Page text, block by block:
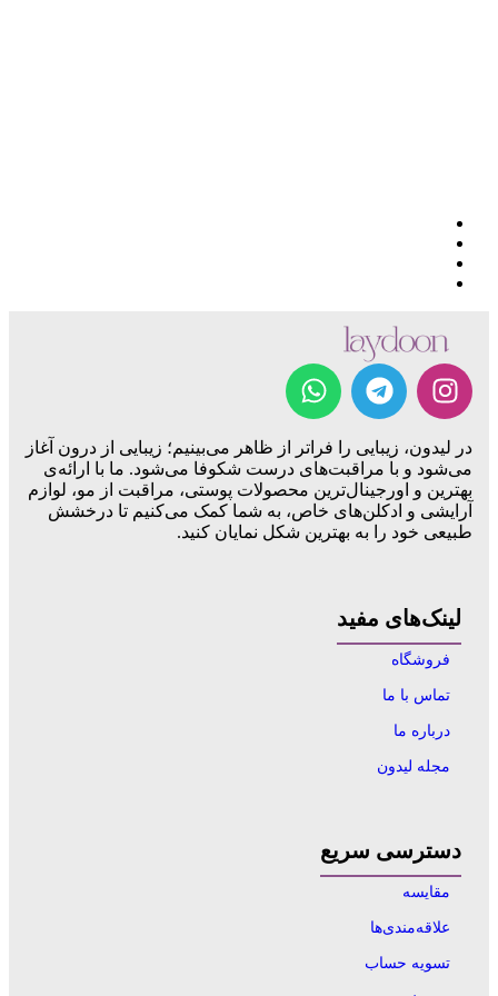
در لیدون، زیبایی را فراتر از ظاهر می‌بینیم؛ زیبایی از درون آغاز
می‌شود و با مراقبت‌های درست شکوفا می‌شود. ما با ارائه‌ی
بهترین و اورجینال‌ترین محصولات پوستی، مراقبت از مو، لوازم
آرایشی و ادکلن‌های خاص، به شما کمک می‌کنیم تا درخشش
طبیعی خود را به بهترین شکل نمایان کنید.
لینک‌های مفید
فروشگاه
تماس با ما
درباره ما
مجله لیدون
دسترسی سریع
مقایسه
علاقه‌مندی‌ها
تسویه حساب